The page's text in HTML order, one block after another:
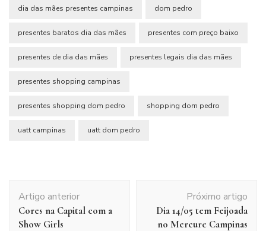
dia das mães presentes campinas dom pedro
presentes baratos dia das mães presentes com preço baixo
presentes de dia das mães presentes legais dia das mães
presentes shopping campinas
presentes shopping dom pedro shopping dom pedro
uatt campinas uatt dom pedro
de
post
Artigo anterior
Cores na Capital com a
Show Girls
Próximo artigo
Dia 14/05 tem Feijoada
no Mercure Campinas